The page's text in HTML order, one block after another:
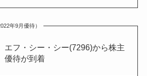
年9月優待）
エフ・シー・シー(7296)から株主
優待が到着